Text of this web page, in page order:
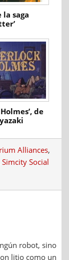
la saga
de
Alliances,
Simcity Social
robot, sino
litio como un